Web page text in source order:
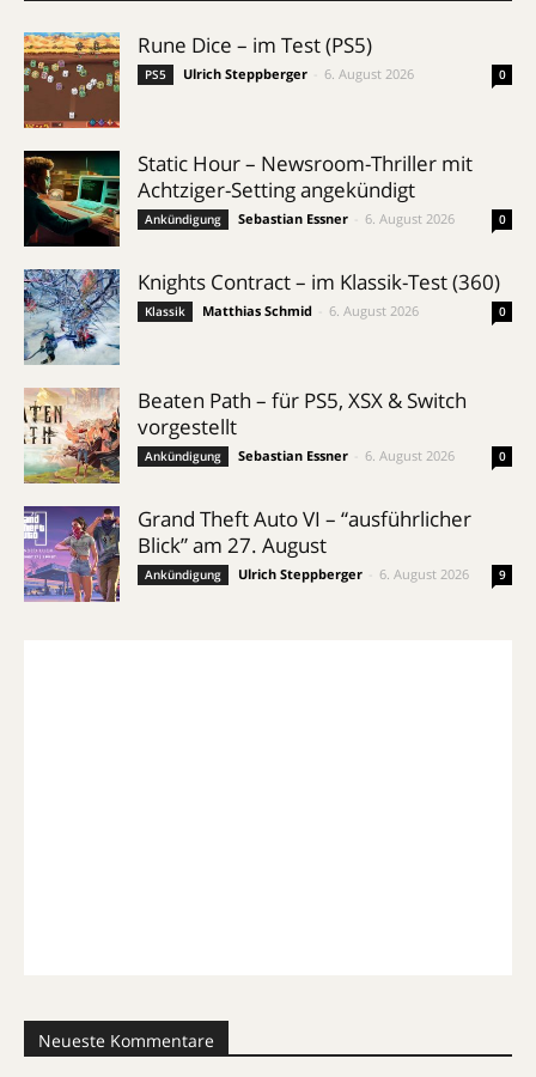
Rune Dice – im Test (PS5)
PS5 Ulrich Steppberger 6. August 2026 0
Static Hour – Newsroom-Thriller mit
Achtziger-Setting angekündigt
Ankündigung Sebastian Essner 6. August 2026 0
Knights Contract – im Klassik-Test (360)
Klassik Matthias Schmid 6. August 2026 0
Beaten Path – für PS5, XSX & Switch
vorgestellt
Ankündigung Sebastian Essner 6. August 2026 0
Grand Theft Auto VI – “ausführlicher
Blick” am 27. August
Ankündigung Ulrich Steppberger 6. August 2026 9
Neueste Kommentare